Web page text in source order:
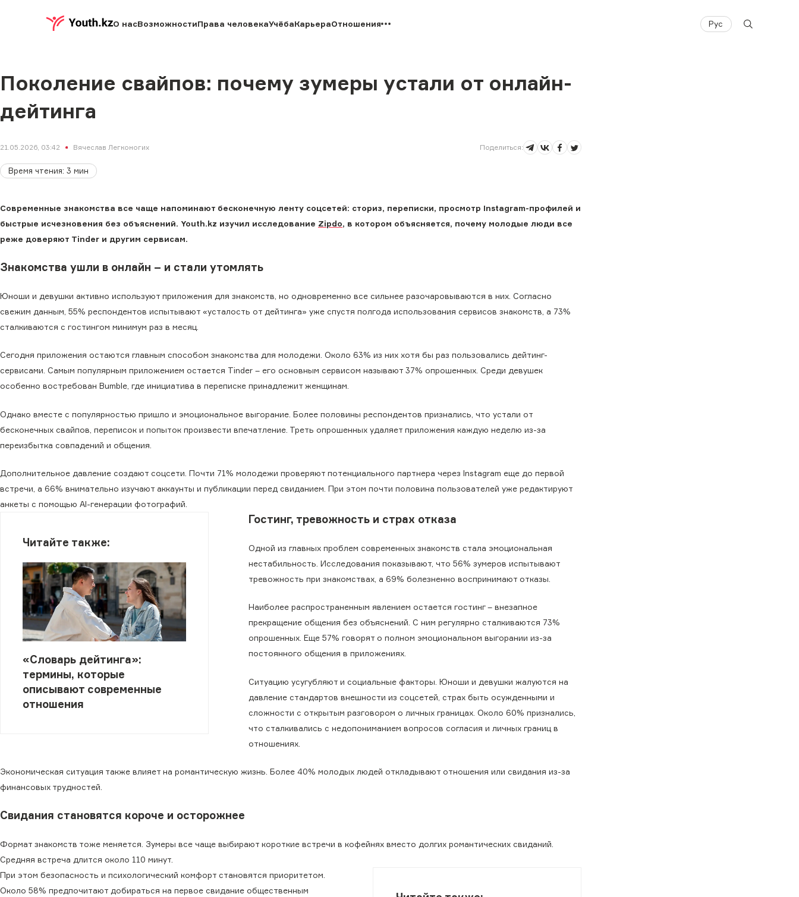
О насВозможностиПрава человекаУчёбаКарьераОтношения Рус
Поколение свайпов: почему зумеры устали от онлайн-
дейтинга
21.05.2026, 03:42 Вячеслав Легконогих Поделиться:
Время чтения: 3 мин
Современные знакомства все чаще напоминают бесконечную ленту соцсетей: сториз, переписки, просмотр Instagram-профилей и
быстрые исчезновения без объяснений. Youth.kz изучил исследование Zipdo, в котором объясняется, почему молодые люди все
реже доверяют Tinder и другим сервисам.
Знакомства ушли в онлайн – и стали утомлять
Юноши и девушки активно используют приложения для знакомств, но одновременно все сильнее разочаровываются в них. Согласно
свежим данным, 55% респондентов испытывают «усталость от дейтинга» уже спустя полгода использования сервисов знакомств, а 73%
сталкиваются с гостингом минимум раз в месяц.
Сегодня приложения остаются главным способом знакомства для молодежи. Около 63% из них хотя бы раз пользовались дейтинг-
сервисами. Самым популярным приложением остается Tinder – его основным сервисом называют 37% опрошенных. Среди девушек
особенно востребован Bumble, где инициатива в переписке принадлежит женщинам.
Однако вместе с популярностью пришло и эмоциональное выгорание. Более половины респондентов признались, что устали от
бесконечных свайпов, переписок и попыток произвести впечатление. Треть опрошенных удаляет приложения каждую неделю из-за
переизбытка совпадений и общения.
Дополнительное давление создают соцсети. Почти 71% молодежи проверяют потенциального партнера через Instagram еще до первой
встречи, а 66% внимательно изучают аккаунты и публикации перед свиданием. При этом почти половина пользователей уже редактируют
анкеты с помощью AI-генерации фотографий.
Читайте также:
«Словарь дейтинга»:
термины, которые
описывают современные
отношения
Гостинг, тревожность и страх отказа
Одной из главных проблем современных знакомств стала эмоциональная
нестабильность. Исследования показывают, что 56% зумеров испытывают
тревожность при знакомствах, а 69% болезненно воспринимают отказы.
Наиболее распространенным явлением остается гостинг – внезапное
прекращение общения без объяснений. С ним регулярно сталкиваются 73%
опрошенных. Еще 57% говорят о полном эмоциональном выгорании из-за
постоянного общения в приложениях.
Ситуацию усугубляют и социальные факторы. Юноши и девушки жалуются на
давление стандартов внешности из соцсетей, страх быть осужденными и
сложности с открытым разговором о личных границах. Около 60% признались,
что сталкивались с недопониманием вопросов согласия и личных границ в
отношениях.
Экономическая ситуация также влияет на романтическую жизнь. Более 40% молодых людей откладывают отношения или свидания из-за
финансовых трудностей.
Свидания становятся короче и осторожнее
Формат знакомств тоже меняется. Зумеры все чаще выбирают короткие встречи в кофейнях вместо долгих романтических свиданий.
Средняя встреча длится около 110 минут.
При этом безопасность и психологический комфорт становятся приоритетом.
Около 58% предпочитают добираться на первое свидание общественным